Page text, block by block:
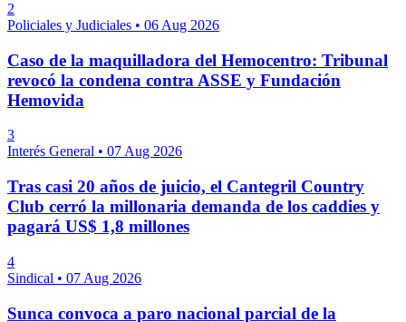
2
Policiales y Judiciales • 06 Aug 2026
Caso de la maquilladora del Hemocentro: Tribunal
revocó la condena contra ASSE y Fundación
Hemovida
3
Interés General • 07 Aug 2026
Tras casi 20 años de juicio, el Cantegril Country
Club cerró la millonaria demanda de los caddies y
pagará US$ 1,8 millones
4
Sindical • 07 Aug 2026
Sunca convoca a paro nacional parcial de la